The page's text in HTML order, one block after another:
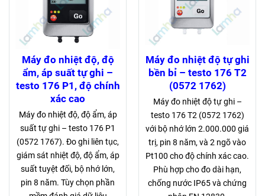
Máy đo nhiệt độ, độ
ẩm, áp suất tự ghi –
testo 176 P1, độ chính
xác cao
Máy đo nhiệt độ, độ ẩm, áp
suất tự ghi – testo 176 P1
(0572 1767). Đo ghi liên tục,
giám sát nhiệt độ, độ ẩm, áp
suất tuyệt đối, bộ nhớ lớn,
pin 8 năm. Tùy chọn phần
Máy đo nhiệt độ tự ghi
bền bỉ – testo 176 T2
(0572 1762)
Máy đo nhiệt độ tự ghi –
testo 176 T2 (0572 1762)
với bộ nhớ lớn 2.000.000 giá
trị, pin 8 năm, và 2 ngõ vào
Pt100 cho độ chính xác cao.
Phù hợp cho đo dài hạn,
chống nước IP65 và chứng